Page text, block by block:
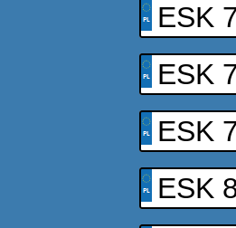
ESK
ESK
ESK
ESK